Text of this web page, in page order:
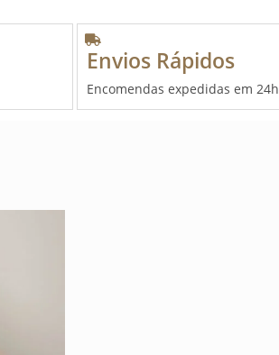
Envios Rápidos
Encomendas expedidas em 24h